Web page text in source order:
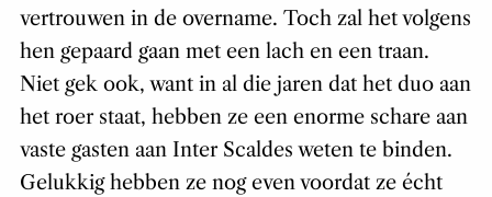
vertrouwen in de overname. Toch zal het volgens
hen gepaard gaan met een lach en een traan.
Niet gek ook, want in al die jaren dat het duo aan
het roer staat, hebben ze een enorme schare aan
vaste gasten aan Inter Scaldes weten te binden.
Gelukkig hebben ze nog even voordat ze écht